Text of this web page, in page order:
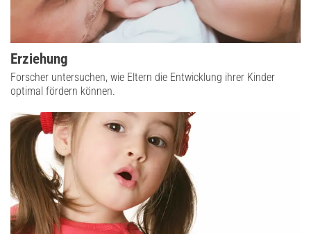
Erziehung
Forscher untersuchen, wie Eltern die Entwicklung ihrer Kinder
optimal fördern können.